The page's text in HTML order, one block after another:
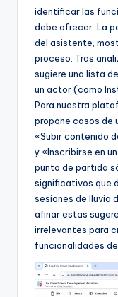
identificar las
debe ofrecer. La
del asistente,
proceso. Tras
sugiere una lista
un actor (como
Para nuestra
propone casos de
«Subir contenido
y «Inscribirse en
punto de partida
significativos que
sesiones de lluvia
afinar estas
irrelevantes para
funcionalidades